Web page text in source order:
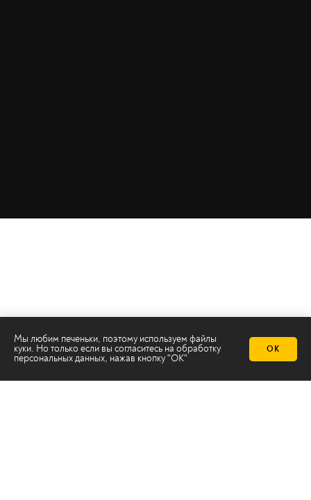
Мы любим печеньки, поэтому используем файлы
куки. Но только если вы согласитесь на обработку
персональных данных, нажав кнопку "ОК"
ОК